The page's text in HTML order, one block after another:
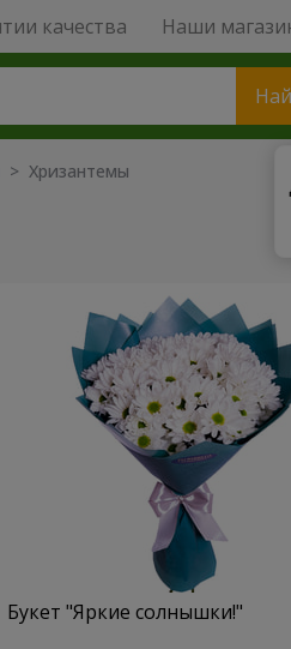
качества Наши
Хризантемы
Букет "Яркие солнышки!"